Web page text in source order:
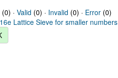
· Valid (0) · Invalid (0) · Error(0)
16e Lattice Sieve for smaller numbers